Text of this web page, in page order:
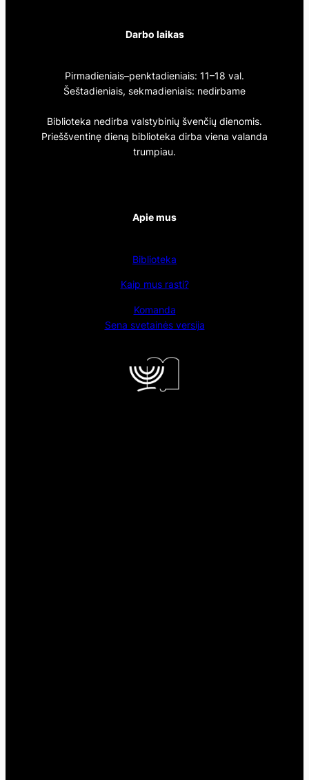
Darbo laikas
Pirmadieniais–penktadieniais: 11–18 val.
Šeštadieniais, sekmadieniais: nedirbame
Biblioteka nedirba valstybinių švenčių dienomis.
Prieššventinę dieną biblioteka dirba viena valanda
trumpiau.
Apie mus
Biblioteka
Kaip mus rasti?
Komanda
Sena svetainės versija